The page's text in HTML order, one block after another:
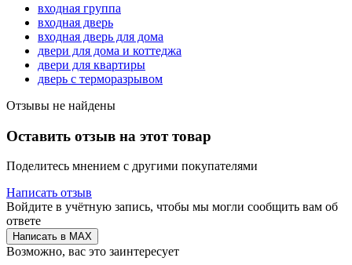
входная группа
входная дверь
входная дверь для дома
двери для дома и коттеджа
двери для квартиры
дверь с терморазрывом
Отзывы не найдены
Оставить отзыв на этот товар
Поделитесь мнением с другими покупателями
Написать отзыв
Войдите в учётную запись, чтобы мы могли сообщить вам об
ответе
Написать в MAX
Возможно, вас это заинтересует